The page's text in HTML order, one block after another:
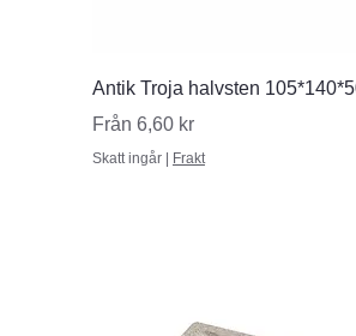
Snabbvisning
Antik Troja halvsten
Från 6,60 kr
Reapris
Skatt ingår | Frakt